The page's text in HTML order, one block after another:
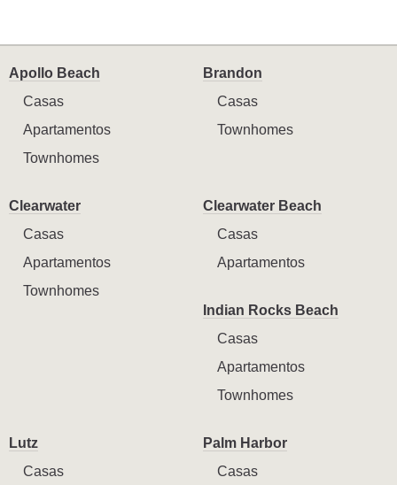
Apollo Beach
Casas
Apartamentos
Townhomes
Brandon
Casas
Townhomes
Clearwater
Casas
Apartamentos
Townhomes
Clearwater Beach
Casas
Apartamentos
Indian Rocks Beach
Casas
Apartamentos
Townhomes
Lutz
Casas
Palm Harbor
Casas